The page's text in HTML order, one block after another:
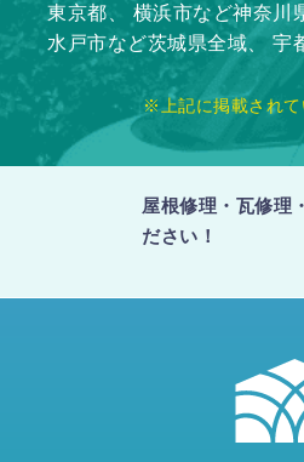
東京都、 横浜市など神奈川
水戸市など茨城県全域、
宇
※上記に掲載されて
屋根修理・瓦修理
ださい！